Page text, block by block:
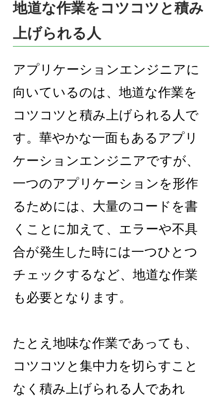
地道な作業をコツコツと積み
上げられる人
アプリケーションエンジニアに
向いているのは、地道な作業を
コツコツと積み上げられる人で
す。華やかな一面もあるアプリ
ケーションエンジニアですが、
一つのアプリケーションを形作
るためには、大量のコードを書
くことに加えて、エラーや不具
合が発生した時には一つひとつ
チェックするなど、地道な作業
も必要となります。
たとえ地味な作業であっても、
コツコツと集中力を切らすこと
なく積み上げられる人であれ